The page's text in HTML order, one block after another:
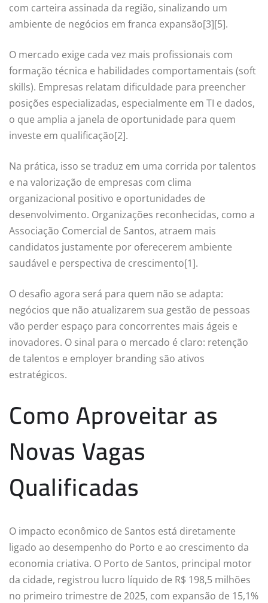
com carteira assinada da região, sinalizando um
ambiente de negócios em franca expansão[3][5].
O mercado exige cada vez mais profissionais com
formação técnica e habilidades comportamentais (soft
skills). Empresas relatam dificuldade para preencher
posições especializadas, especialmente em TI e dados,
o que amplia a janela de oportunidade para quem
investe em qualificação[2].
Na prática, isso se traduz em uma corrida por talentos
e na valorização de empresas com clima
organizacional positivo e oportunidades de
desenvolvimento. Organizações reconhecidas, como a
Associação Comercial de Santos, atraem mais
candidatos justamente por oferecerem ambiente
saudável e perspectiva de crescimento[1].
O desafio agora será para quem não se adapta:
negócios que não atualizarem sua gestão de pessoas
vão perder espaço para concorrentes mais ágeis e
inovadores. O sinal para o mercado é claro: retenção
de talentos e employer branding são ativos
estratégicos.
Como Aproveitar as
Novas Vagas
Qualificadas
O impacto econômico de Santos está diretamente
ligado ao desempenho do Porto e ao crescimento da
economia criativa. O Porto de Santos, principal motor
da cidade, registrou lucro líquido de R$ 198,5 milhões
no primeiro trimestre de 2025, com expansão de 15,1%